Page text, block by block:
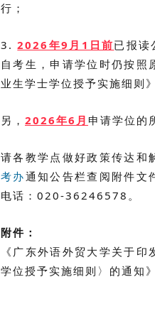
行；
3.2026年9月1日前已报读
自考生，申请学位时仍按
业生学士学位授予实施细则
另， 2026年6月 申请学位的
请各教学点做好政策传达和
考办通知公告栏查阅附件文
电话：020-36246578。
附件：
《广东外语外贸大学关于
学位授予实施细则〉的通知